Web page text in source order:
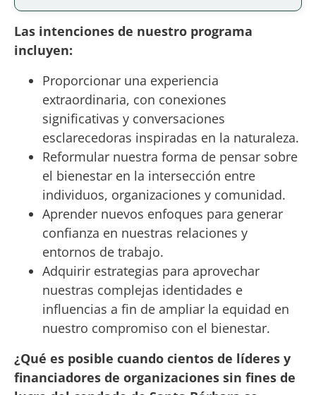
Las intenciones de nuestro programa
incluyen:
Proporcionar una experiencia
extraordinaria, con conexiones
significativas y conversaciones
esclarecedoras inspiradas en la naturaleza.
Reformular nuestra forma de pensar sobre
el bienestar en la intersección entre
individuos, organizaciones y comunidad.
Aprender nuevos enfoques para generar
confianza en nuestras relaciones y
entornos de trabajo.
Adquirir estrategias para aprovechar
nuestras complejas identidades e
influencias a fin de ampliar la equidad en
nuestro compromiso con el bienestar.
¿Qué es posible cuando cientos de líderes y
financiadores de organizaciones sin fines de